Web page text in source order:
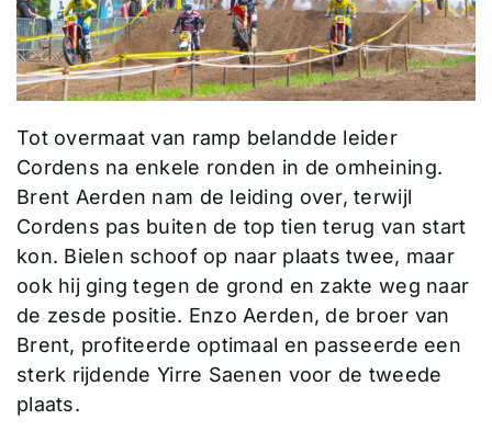
Tot overmaat van ramp belandde leider
Cordens na enkele ronden in de omheining.
Brent Aerden nam de leiding over, terwijl
Cordens pas buiten de top tien terug van start
kon. Bielen schoof op naar plaats twee, maar
ook hij ging tegen de grond en zakte weg naar
de zesde positie. Enzo Aerden, de broer van
Brent, profiteerde optimaal en passeerde een
sterk rijdende Yirre Saenen voor de tweede
plaats.